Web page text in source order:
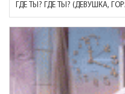
ГДЕ ТЫ? ГДЕ ТЫ? (ДЕВУШКА,